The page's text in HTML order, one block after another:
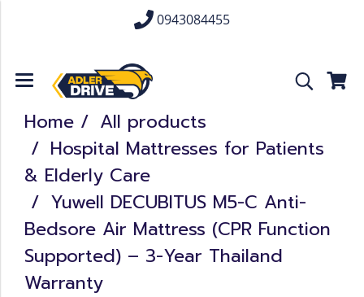
0943084455
Home
All products
Hospital Mattresses for Patients
& Elderly Care
Yuwell DECUBITUS M5-C Anti-
Bedsore Air Mattress (CPR Function
Supported) – 3-Year Thailand
Warranty